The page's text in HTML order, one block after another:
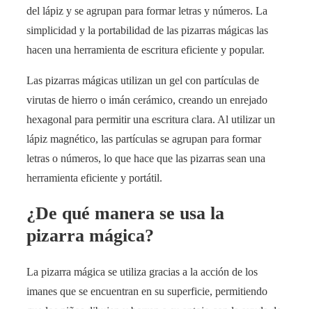
del lápiz y se agrupan para formar letras y números. La
simplicidad y la portabilidad de las pizarras mágicas las
hacen una herramienta de escritura eficiente y popular.
Las pizarras mágicas utilizan un gel con partículas de
virutas de hierro o imán cerámico, creando un enrejado
hexagonal para permitir una escritura clara. Al utilizar un
lápiz magnético, las partículas se agrupan para formar
letras o números, lo que hace que las pizarras sean una
herramienta eficiente y portátil.
¿De qué manera se usa la
pizarra mágica?
La pizarra mágica se utiliza gracias a la acción de los
imanes que se encuentran en su superficie, permitiendo